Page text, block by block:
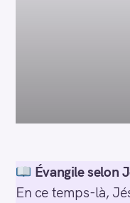
Évangile selon
En ce temps-là,